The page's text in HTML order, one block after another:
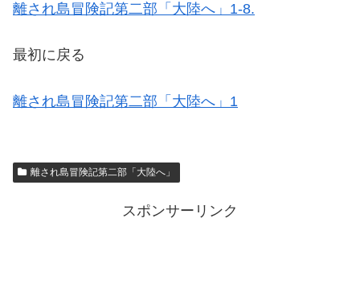
離され島冒険記第二部「大陸へ」1-8.
最初に戻る
離され島冒険記第二部「大陸へ」1
離され島冒険記第二部「大陸へ」
スポンサーリンク